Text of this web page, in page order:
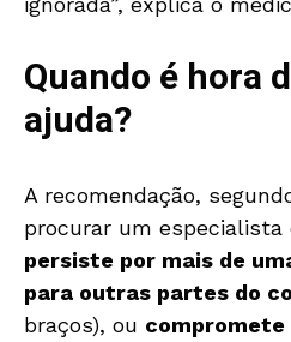
Quando é hora
ajuda?
A recomendação,
procurar um especialista
persiste por mais de
para outras partes do
braços), ou